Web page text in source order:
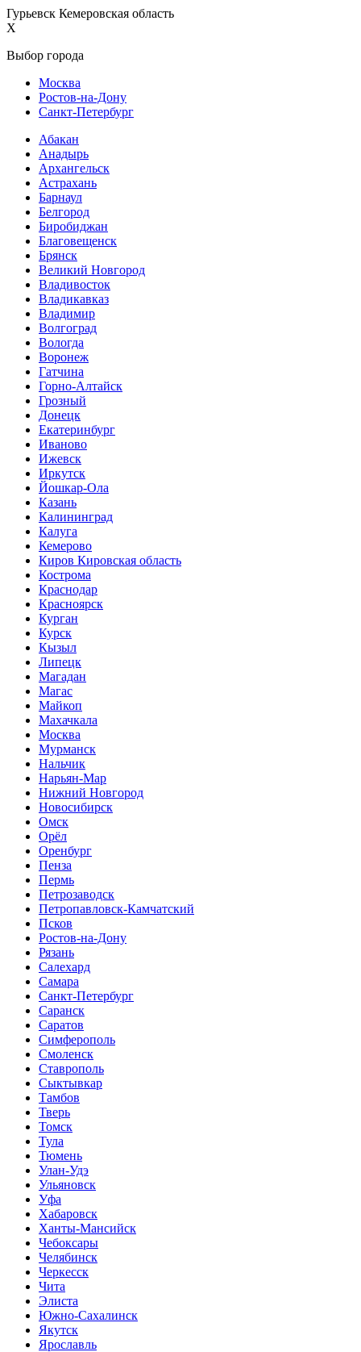
Гурьевск Кемеровская область
X
Выбор города
Москва
Ростов-на-Дону
Санкт-Петербург
Абакан
Анадырь
Архангельск
Астрахань
Барнаул
Белгород
Биробиджан
Благовещенск
Брянск
Великий Новгород
Владивосток
Владикавказ
Владимир
Волгоград
Вологда
Воронеж
Гатчина
Горно-Алтайск
Грозный
Донецк
Екатеринбург
Иваново
Ижевск
Иркутск
Йошкар-Ола
Казань
Калининград
Калуга
Кемерово
Киров Кировская область
Кострома
Краснодар
Красноярск
Курган
Курск
Кызыл
Липецк
Магадан
Магас
Майкоп
Махачкала
Москва
Мурманск
Нальчик
Нарьян-Мар
Нижний Новгород
Новосибирск
Омск
Орёл
Оренбург
Пенза
Пермь
Петрозаводск
Петропавловск-Камчатский
Псков
Ростов-на-Дону
Рязань
Салехард
Самара
Санкт-Петербург
Саранск
Саратов
Симферополь
Смоленск
Ставрополь
Сыктывкар
Тамбов
Тверь
Томск
Тула
Тюмень
Улан-Удэ
Ульяновск
Уфа
Хабаровск
Ханты-Мансийск
Чебоксары
Челябинск
Черкесск
Чита
Элиста
Южно-Сахалинск
Якутск
Ярославль